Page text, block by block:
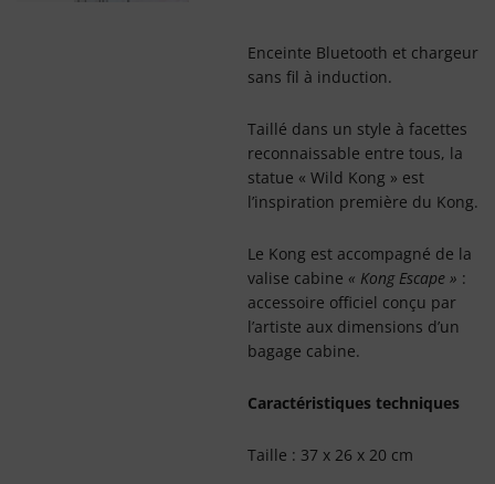
Enceinte Bluetooth et chargeur
sans fil à induction.
Taillé dans un style à facettes
reconnaissable entre tous, la
statue « Wild Kong » est
l’inspiration première du Kong.
Le Kong est accompagné de la
valise cabine « Kong Escape » :
accessoire officiel conçu par
l’artiste aux dimensions d’un
bagage cabine.
Caractéristiques techniques
Taille : 37 x 26 x 20 cm